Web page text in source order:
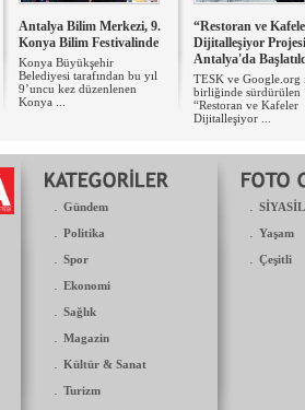
Antalya Bilim Merkezi, 9.
Konya Bilim Festivalinde
Konya Büyükşehir
Belediyesi tarafından bu yıl
9’uncu kez düzenlenen
Konya ...
“Restoran ve
Dijitalleşiyor
Antalya'da
TESK ve Google.org
birliğinde sürdürülen
“Restoran ve Kafeler
Dijitalleşiyor ...
. Gündem
. Politika
. Spor
. Ekonomi
. Sağlık
. Magazin
. Kültür & Sanat
. Turizm
.
. Yaşam
. Çeşitli